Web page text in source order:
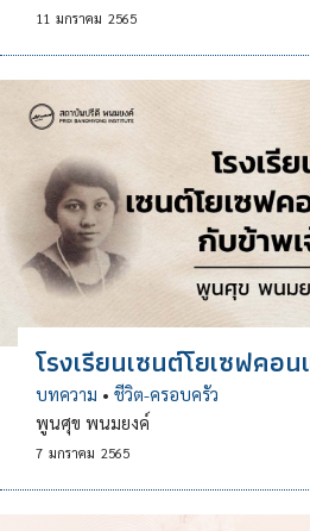
11 มกราคม 2565
โรงเรียนเซนต์โยเซฟคอ
บทความ • ชีวิต-ครอบครัว
พูนศุข พนมยงค์
7 มกราคม 2565